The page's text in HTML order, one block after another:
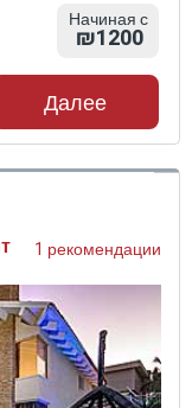
Начиная с
₪1200
Далее
1 рекомендации